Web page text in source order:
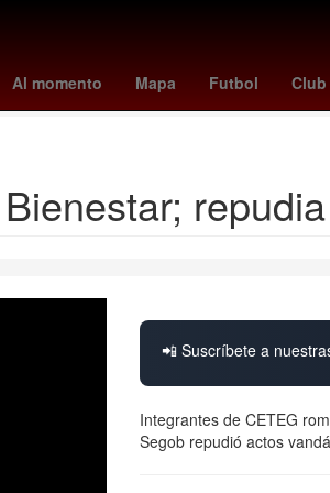
Al momento Mapa Futbol Club
plus julio 2025 Carmen Armendáriz
📲 Suscríbete a
Integrantes de CETEG
Segob repudió actos